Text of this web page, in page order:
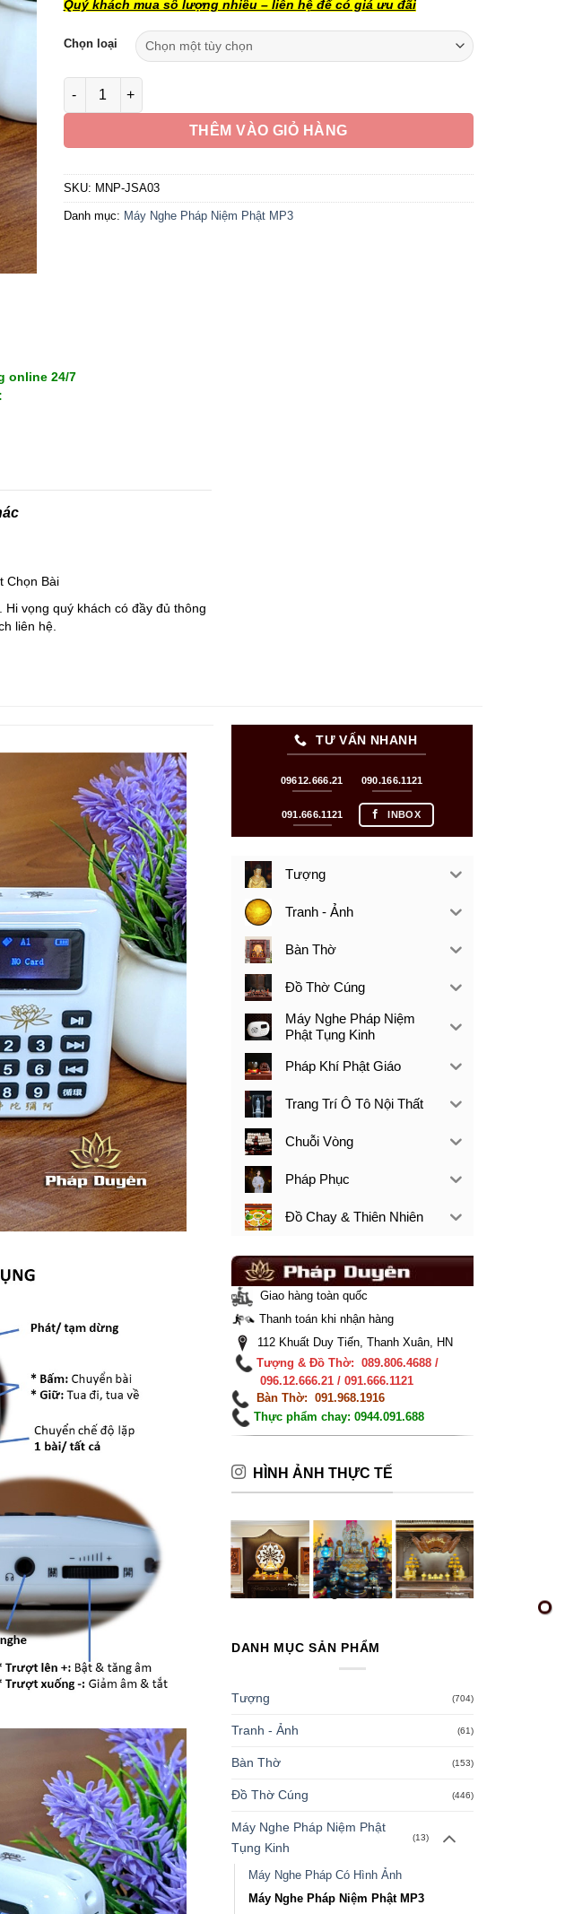
650,000 ₫
Quý khách mua số lượng nhiều – liên hệ để có giá ưu đãi
Chọn loại
Máy Mp3 Màu Trắng JSA03 Màn Hình Led, Có Nút Chọn Bài số lượng
THÊM VÀO GIỎ HÀNG
SKU: MNP-JSA03
Danh mục: Máy Nghe Pháp Niệm Phật MP3
online 24/7
Chọn Bài
vọng quý khách có đầy đủ thông
liên hệ.
TƯ VẤN NHANH
09612.666.21 090.166.1121
091.666.1121 INBOX
Tượng
Tranh - Ảnh
Bàn Thờ
Đồ Thờ Cúng
Máy Nghe Pháp Niệm
Phật Tụng Kinh
Pháp Khí Phật Giáo
Trang Trí Ô Tô Nội Thất
Chuỗi Vòng
Pháp Phục
Đồ Chay & Thiên Nhiên
Giao hàng toàn quốc
Thanh toán khi nhận hàng
112 Khuất Duy Tiến, Thanh Xuân, HN
Tượng & Đồ Thờ: 089.806.4688 /
096.12.666.21 / 091.666.1121
Bàn Thờ: 091.968.1916
Thực phẩm chay: 0944.091.688
HÌNH ẢNH THỰC TẾ
DANH MỤC SẢN PHẨM
Tượng (704)
Tranh - Ảnh (61)
Bàn Thờ (153)
Đồ Thờ Cúng (446)
Máy Nghe Pháp Niệm Phật
Tụng Kinh
(13)
Máy Nghe Pháp Có Hình Ảnh
Máy Nghe Pháp Niệm Phật MP3